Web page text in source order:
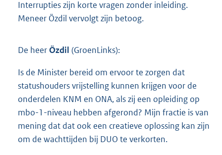
Interrupties zijn korte vragen zonder inleiding.
Meneer Özdil vervolgt zijn betoog.
De heerÖzdil (GroenLinks):
Is de Minister bereid om ervoor te zorgen dat
statushouders vrijstelling kunnen krijgen voor de
onderdelen KNM en ONA, als zij een opleiding op
mbo-1-niveau hebben afgerond? Mijn fractie is van
mening dat dat ook een creatieve oplossing kan zijn
om de wachttijden bij DUO te verkorten.